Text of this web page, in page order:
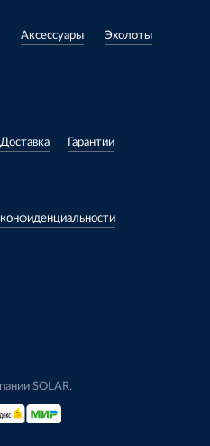
Аксессуары Эхолоты
Доставка Гарантии
конфиденциальности
SOLAR.